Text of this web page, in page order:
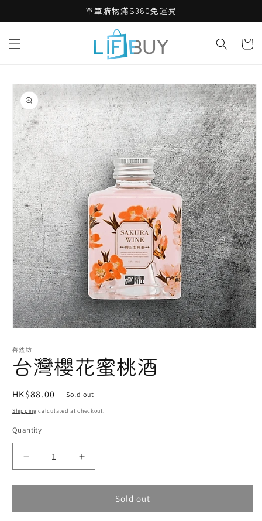
單筆購物滿$380免運費
Cart
Skip to
product
information
1
modal
善然坊
台灣櫻花蜜桃酒
Regular
price
HK$88.00 Sold out
Shipping calculated at checkout.
Quantity
Decrease
quantity
for
灣
Increase
quantity
for
灣
Sold out